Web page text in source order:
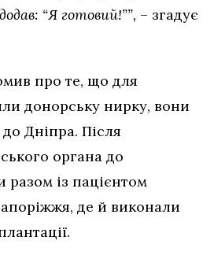
“Я готовий!””, – згадує
про те, що для
донорську нирку, вони
Дніпра. Після
органа до
разом із пацієнтом
де й виконали